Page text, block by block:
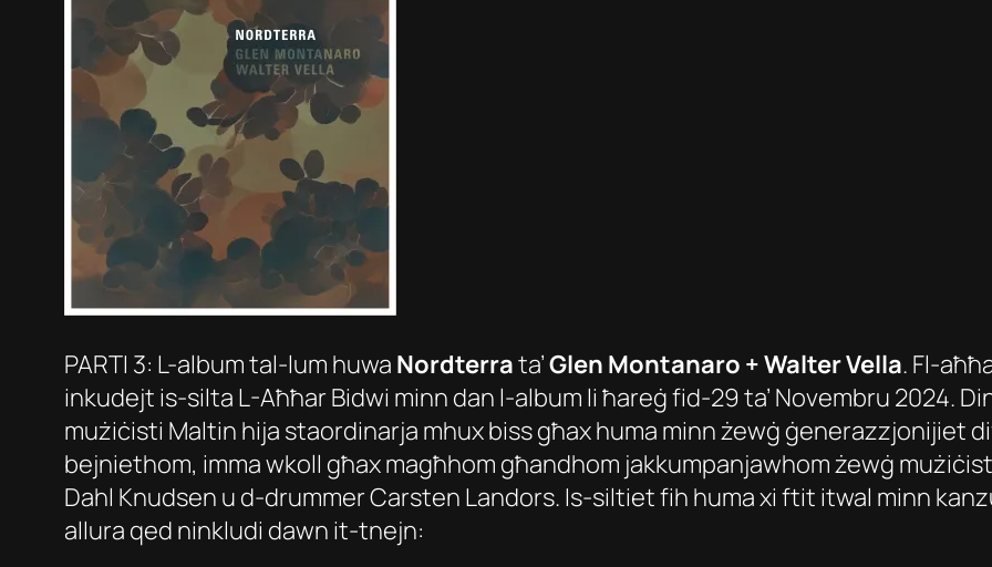
PARTI 3: L-album tal-lum huwa Nordterrata’Glen Montanaro + Walter Vella. Fl-
inkudejt is-silta L-Aħħar Bidwi minn dan l-album li ħareġ fid-29 ta’ Novembru 2024.
mużiċisti Maltin hija staordinarja mhux biss għax huma minn żewġ ġenerazzjonijiet
bejniethom, imma wkoll għax magħhom għandhom jakkumpanjawhom żewġ
Dahl Knudsen u d-drummer Carsten Landors. Is-siltiet fih huma xi ftit itwal minn
allura qed ninkludi dawn it-tnejn: